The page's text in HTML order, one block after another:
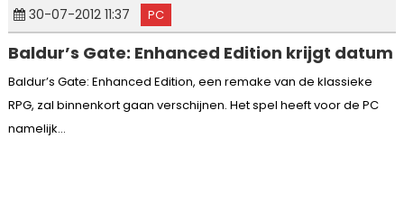
30-07-2012 11:37 PC
Baldur’s Gate: Enhanced Edition krijgt datum
Baldur’s Gate: Enhanced Edition, een remake van de klassieke
RPG, zal binnenkort gaan verschijnen. Het spel heeft voor de PC
namelijk...